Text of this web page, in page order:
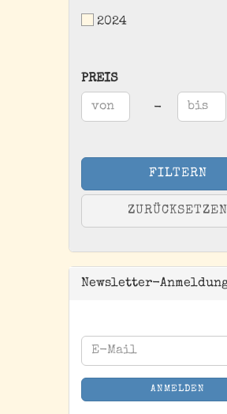
2024
PREIS
PREIS
Preis bis -
FILTERN
ZURÜCKSETZEN
Newsletter-
WEITER
ZUR
NEWSLETTER-
ANMELDUNG
E-
Mail
ANMELDEN